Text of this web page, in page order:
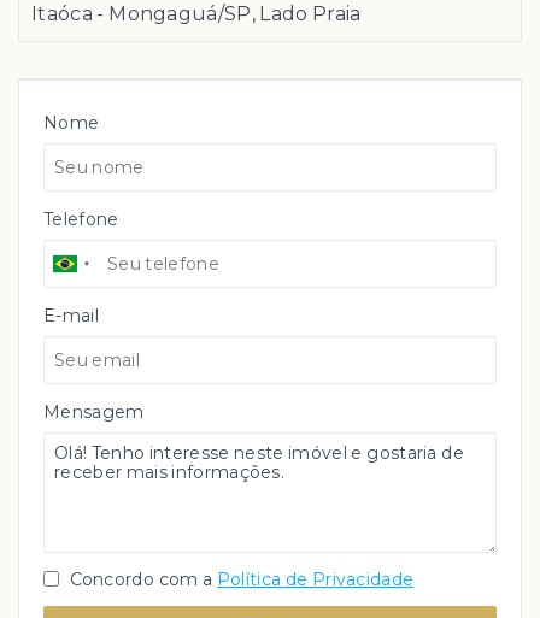
Nome
Telefone
E-mail
Mensagem
Concordo com a Política de Privacidade
Itaóca - Mongaguá/SP, Lado Praia